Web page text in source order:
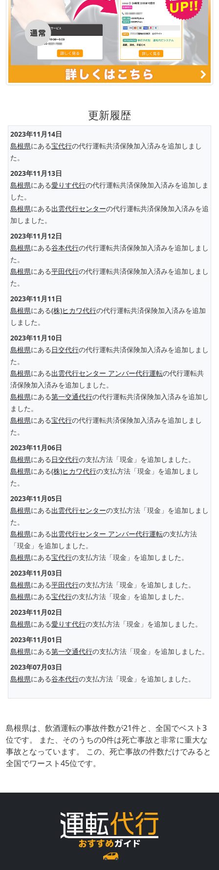
更新履歴
2023年11月14日
島根県にある宝代行の代行運転共済保険加入済みを追加しまし
た。
2023年11月13日
島根県にある愛りす代行の代行運転共済保険加入済みを追加しま
した。
島根県にある出雲代行センターの代行運転共済保険加入済みを追
加しました。
2023年11月12日
島根県にある谷本代行の代行運転共済保険加入済みを追加しまし
た。
島根県にある平田代行の代行運転共済保険加入済みを追加しまし
た。
2023年11月11日
島根県にある(株)ヒカワ代行の代行運転共済保険加入済みを追加
しました。
2023年11月10日
島根県にある 日交代行の代行運転共済保険加入済みを追加しまし
た。
島根県にある出雲代行センター アンバー代行運転の代行運転共
済保険加入済みを追加しました。
島根県にある第一交通代行の代行運転共済保険加入済みを追加し
ました。
島根県にある宝代行の代行運転共済保険加入済みを追加しまし
た。
2023年11月06日
島根県にある 日交代行の支払方法「現金」を追加しました。
島根県にある(株)ヒカワ代行の支払方法「現金」を追加しまし
た。
2023年11月05日
島根県にある出雲代行センターの支払方法「現金」を追加しまし
た。
島根県にある出雲代行センター アンバー代行運転の支払方法
「現金」を追加しました。
島根県にある宝代行の支払方法「現金」を追加しました。
2023年11月03日
島根県にある平田代行の支払方法「現金」を追加しました。
島根県にある宝代行の支払方法「現金」を追加しました。
2023年11月02日
島根県にある愛りす代行の支払方法「現金」を追加しました。
2023年11月01日
島根県にある第一交通代行の支払方法「現金」を追加しました。
2023年07月03日
島根県にある谷本代行の支払方法「現金」を追加しました。
島根県は、飲酒運転の事故件数が21件と、全国でベスト3
位です。 また、そのうちの0件は死亡事故と非常に重大な
事故となっています。 この、死亡事故の件数だけでみると
全国でワースト45位です。